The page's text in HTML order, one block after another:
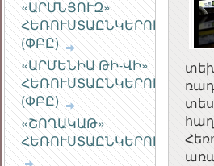
«ԱՐՄՆՅՈՒԶ»
ՀԵՌՈՒՍՏԱԸՆԿԵՐՈՒԹՅՈՒՆ
(ՓԲԸ)
«ԱՐՄԵՆԻԱ ԹԻ-ՎԻ»
ՀԵՌՈՒՍՏԱԸՆԿԵՐՈՒԹՅՈՒՆ
(ՓԲԸ)
«ՇՈՂԱԿԱԹ»
ՀԵՌՈՒՍՏԱԸՆԿԵՐՈՒԹՅՈՒՆ